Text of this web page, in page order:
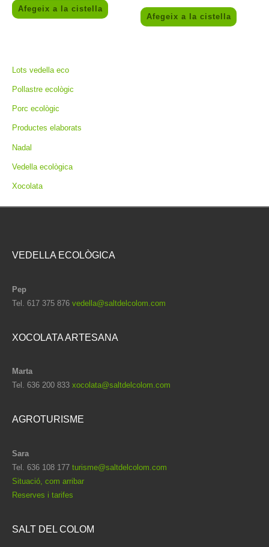
Lots vedella eco
Pollastre ecològic
Porc ecològic
Productes elaborats
Nadal
Vedella ecològica
Xocolata
Afegeix a la cistella
Afegeix a la cistella
VEDELLA ECOLÒGICA
Pep
Tel. 617 375 876 vedella@saltdelcolom.com
XOCOLATA ARTESANA
Marta
Tel. 636 200 833 xocolata@saltdelcolom.com
AGROTURISME
Sara
Tel. 636 108 177 turisme@saltdelcolom.com
Situació, com arribar
Reserves i tarifes
SALT DEL COLOM